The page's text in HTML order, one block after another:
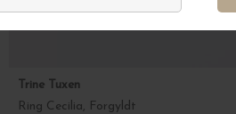
Trine Tuxen
Ring Cecilia, Forgyldt